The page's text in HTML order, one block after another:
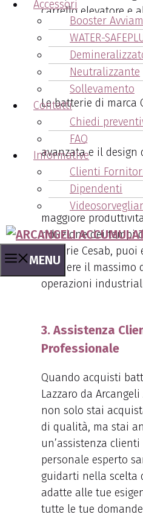
Accessori
Booster
WATER-
Neutralizzante
Sollevamento
Contatti
Chiedi
FAQ
Informative
Clienti
Dipendenti
MENU
carrello elevatore e
operative.
2. Prestazioni
Le batterie di marca
progettate per
ottimali. Con la loro
avanzata e il
queste batterie
potenza costante e
carrelli elevatori.
maggiore
riduzione dei tempi
batterie Cesab, puoi
ottenere il massimo
operazioni
3. Assistenza
Professionale
Quando acquisti
Lazzaro da
non solo stai
di qualità, ma stai
un’assistenza
personale esperto
guidarti nella scelta
adatte alle tue
tutte le tue